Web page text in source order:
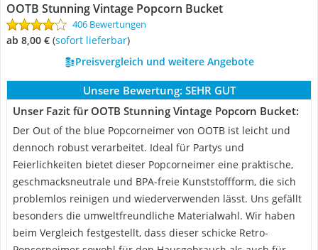
OOTB Stunning Vintage Popcorn Bucket
406 Bewertungen
ab 8,00 € ( Sofort lieferbar)
Preisvergleich und weitere Angebote
Unsere Bewertung: SEHR GUT
Unser Fazit für OOTB Stunning Vintage Popcorn Bucket:
Der Out of the blue Popcorneimer von OOTB ist leicht und
dennoch robust verarbeitet. Ideal für Partys und
Feierlichkeiten bietet dieser Popcorneimer eine praktische,
geschmacksneutrale und BPA-freie Kunststoffform, die sich
problemlos reinigen und wiederverwenden lässt. Uns gefällt
besonders die umweltfreundliche Materialwahl. Wir haben
beim Vergleich festgestellt, dass dieser schicke Retro-